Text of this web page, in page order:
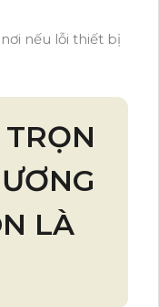
nếu lỗi thiết bị
LÀ